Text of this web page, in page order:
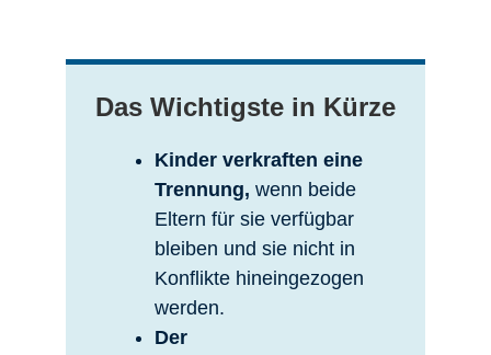
Das Wichtigste in Kürze
Kinder verkraften eine
Trennung, wenn beide
Eltern für sie verfügbar
bleiben und sie nicht in
Konflikte hineingezogen
werden.
Der